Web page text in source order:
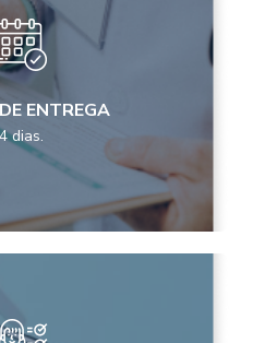
ENTREGA
dias.